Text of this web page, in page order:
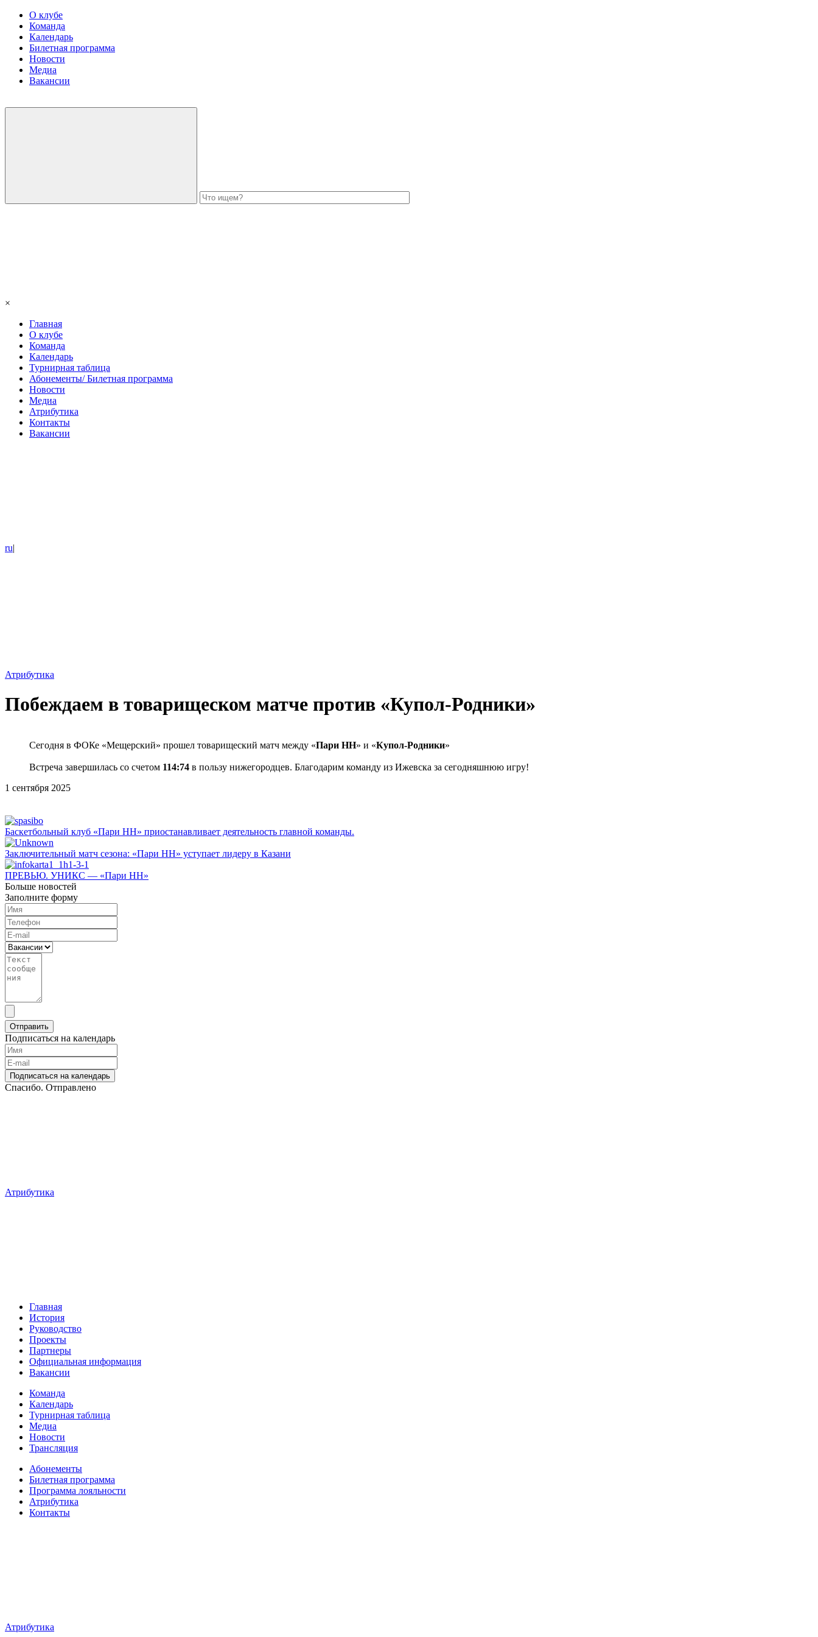
О клубе
Команда
Календарь
Билетная программа
Новости
Медиа
Вакансии
×
Главная
О клубе
Команда
Календарь
Турнирная таблица
Абонементы/ Билетная программа
Новости
Медиа
Атрибутика
Контакты
Вакансии
ru|
Атрибутика
Побеждаем в товарищеском матче против «Купол-Родники»
Сегодня в ФОКе «Мещерский» прошел товарищеский матч между «Пари НН» и «Купол-Родники»
Встреча завершилась со счетом 114:74 в пользу нижегородцев. Благодарим команду из Ижевска за сегодняшнюю игру!
1 сентября 2025
Баскетбольный клуб «Пари НН» приостанавливает деятельность главной команды.
Заключительный матч сезона: «Пари НН» уступает лидеру в Казани
ПРЕВЬЮ. УНИКС — «Пари НН»
Больше новостей
Заполните форму
Отправить
Подписаться на календарь
Подписаться на календарь
Спасибо. Отправлено
Атрибутика
Главная
История
Руководство
Проекты
Партнеры
Официальная информация
Вакансии
Команда
Календарь
Турнирная таблица
Медиа
Новости
Трансляция
Абонементы
Билетная программа
Программа лояльности
Атрибутика
Контакты
Атрибутика